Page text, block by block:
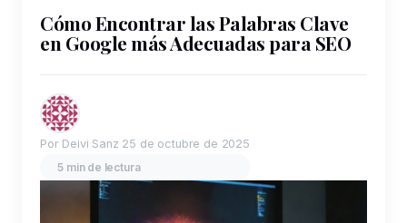
Cómo Encontrar las Palabras Clave
en Google más Adecuadas para SEO
Por Deivi Sanz 25 de octubre de 2025
5 min de lectura